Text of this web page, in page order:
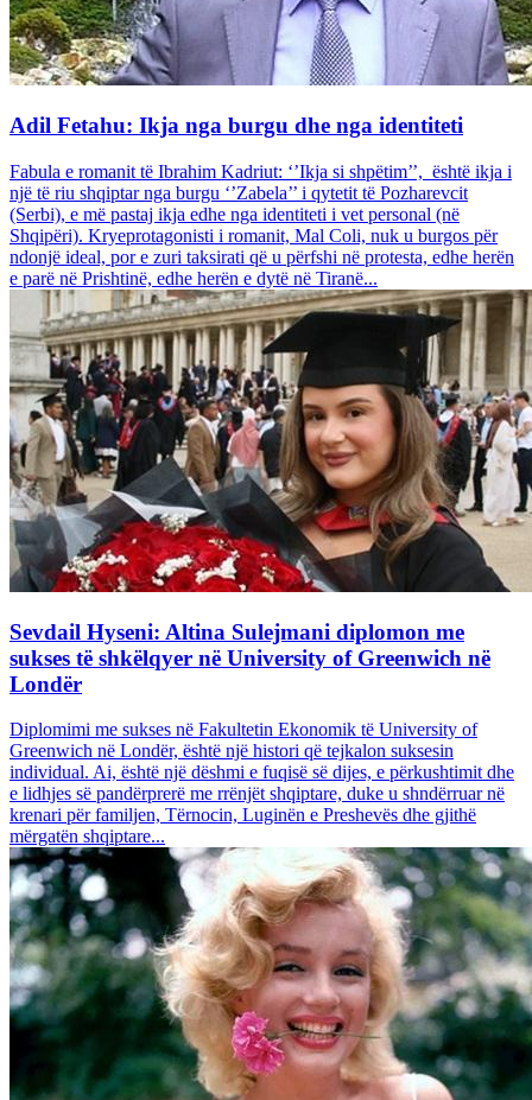
Adil Fetahu: Ikja nga burgu dhe nga identiteti
Fabula e romanit të Ibrahim Kadriut: ‘’Ikja si shpëtim’’, është ikja i
një të riu shqiptar nga burgu ‘’Zabela’’ i qytetit të Pozharevcit
(Serbi), e më pastaj ikja edhe nga identiteti i vet personal (në
Shqipëri). Kryeprotagonisti i romanit, Mal Coli, nuk u burgos për
ndonjë ideal, por e zuri taksirati që u përfshi në protesta, edhe herën
e parë në Prishtinë, edhe herën e dytë në Tiranë...
Sevdail Hyseni: Altina Sulejmani diplomon me
sukses të shkëlqyer në University of Greenwich në
Londër
Diplomimi me sukses në Fakultetin Ekonomik të University of
Greenwich në Londër, është një histori që tejkalon suksesin
individual. Ai, është një dëshmi e fuqisë së dijes, e përkushtimit dhe
e lidhjes së pandërprerë me rrënjët shqiptare, duke u shndërruar në
krenari për familjen, Tërnocin, Luginën e Preshevës dhe gjithë
mërgatën shqiptare...